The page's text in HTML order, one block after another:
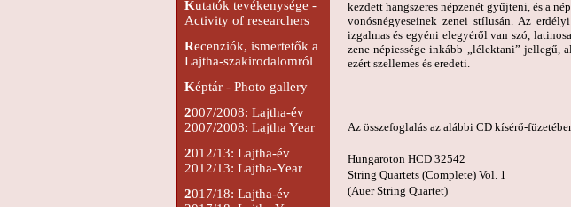
Kutatók tevékenysége -
Activity of researchers
Recenziók, ismertetők a
Lajtha-szakirodalomról
Képtár - Photo gallery
2007/2008: Lajtha-év
2007/2008: Lajtha Year
2012/13: Lajtha-év
2012/13: Lajtha-Year
2017/18: Lajtha-év
kezdett hangszeres népzenét gyűjteni, és a
vonósnégyeseinek zenei stílusán. Az
izgalmas és egyéni elegyéről van szó,
zene népiessége inkább „lélektani”
ezért szellemes és eredeti.
Az összefoglalás az alábbi CD kísérő-
Hungaroton HCD 32542
String Quartets (Complete) Vol. 1
(Auer String Quartet)